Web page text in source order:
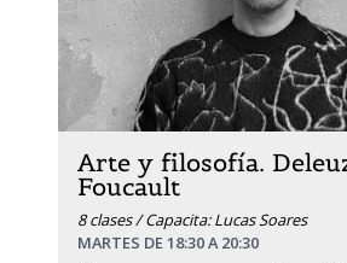
Arte y filosofía.
Foucault
8 clases / Capacita: Lucas Soares
MARTES DE 18:30 A 20:30